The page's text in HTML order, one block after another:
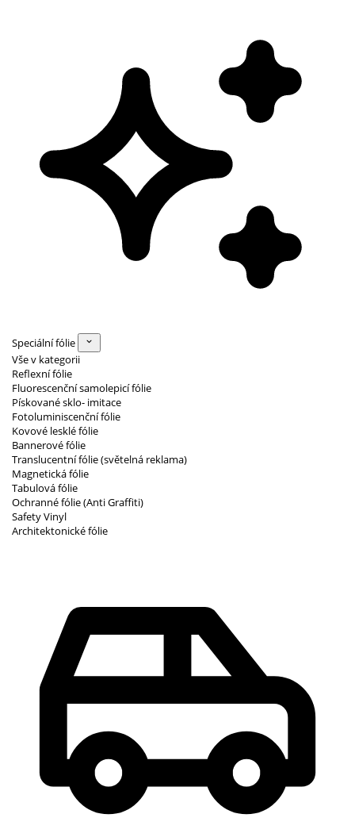
Speciální fólie
Vše v kategorii
Reflexní fólie
Fluorescenční samolepicí fólie
Pískované sklo- imitace
Fotoluminiscenční fólie
Kovové lesklé fólie
Bannerové fólie
Translucentní fólie (světelná reklama)
Magnetická fólie
Tabulová fólie
Ochranné fólie (Anti Graffiti)
Safety Vinyl
Architektonické fólie